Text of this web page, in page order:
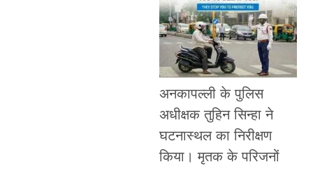
अनकापल्ली के पुलिस
अधीक्षक तुहिन सिन्हा ने
घटनास्थल का निरीक्षण
किया। मृतक के परिजनों